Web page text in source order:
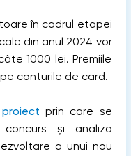
în cadrul etapei
din anul 2024 vor
1000 lei. Premiile
conturile de card.
proiect prin care se
și analiza
a unui nou